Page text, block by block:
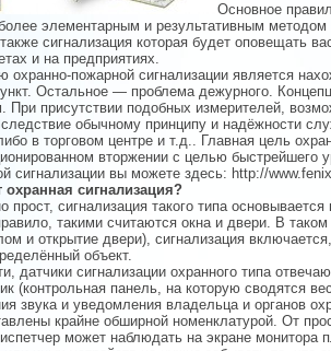
Основное
элементарным и результативным методом
сигнализация которая будет оповещать
и на предприятиях.
охранно-пожарной сигнализации является
Остальное — проблема дежурного.
При присутствии подобных измерителей,
обычному принципу и надёжности
в торговом центре и т.д.. Главная цель
вторжении с целью быстрейшего
сигнализации вы можете здесь: http://
охранная сигнализация?
прост, сигнализация такого типа
такими считаются окна и двери. В
и открытие двери), сигнализация
объект.
датчики сигнализации охранного типа
(контрольная панель, на которую сводятся
звука и уведомления владельца и органов
крайне обширной номенклатурой. От
может наблюдать на экране монитора